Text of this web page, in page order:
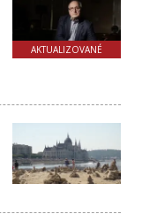
AKTUALIZOVANÉ